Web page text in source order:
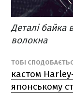
Деталі байка
волокна
ТОБІ
кастом
японському